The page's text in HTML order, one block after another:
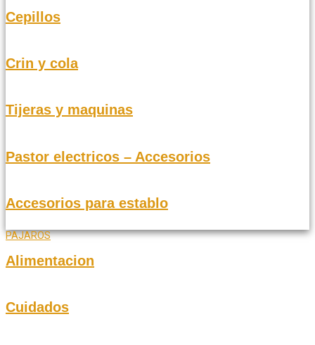
Cepillos
Crin y cola
Tijeras y maquinas
Pastor electricos – Accesorios
Accesorios para establo
PAJAROS
Alimentacion
Cuidados